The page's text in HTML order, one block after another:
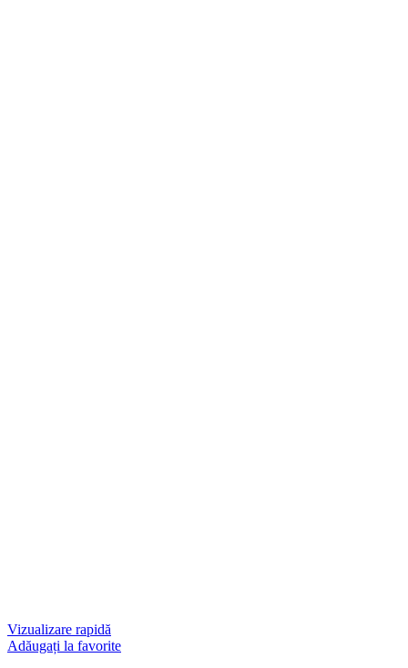
Vizualizare rapidă
Adăugați la favorite